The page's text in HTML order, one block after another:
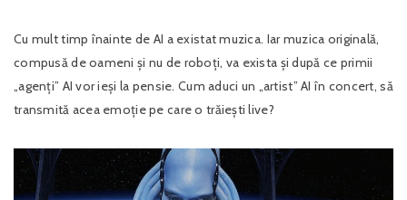
Cu mult timp înainte de AI a existat muzica. Iar muzica originală,
compusă de oameni și nu de roboți, va exista și după ce primii
„agenți” AI vor ieși la pensie. Cum aduci un „artist” AI în concert, să
transmită acea emoție pe care o trăiești live?